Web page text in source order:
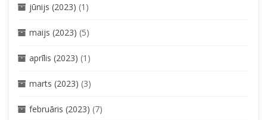
jūnijs (2023) (1)
maijs (2023) (5)
aprīlis (2023) (1)
marts (2023) (3)
februāris (2023) (7)